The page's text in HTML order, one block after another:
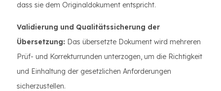
dass sie dem Originaldokument entspricht.
Validierung und Qualitätssicherung der
Übersetzung: Das übersetzte Dokument wird mehreren
Prüf- und Korrekturrunden unterzogen, um die Richtigkeit
und Einhaltung der gesetzlichen Anforderungen
sicherzustellen.